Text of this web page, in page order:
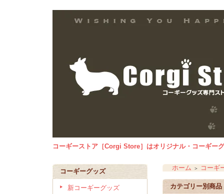
コーギーストア［Corgi Store］はオリジナル・コーギー
コーギーグッズ
新コーギーグッズ
ホーム ＞ コーギ
カテゴリー別商品